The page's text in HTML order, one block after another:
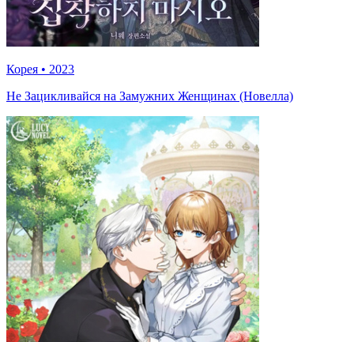
Корея • 2023
Не Зацикливайся на Замужних Женщинах (Новелла)